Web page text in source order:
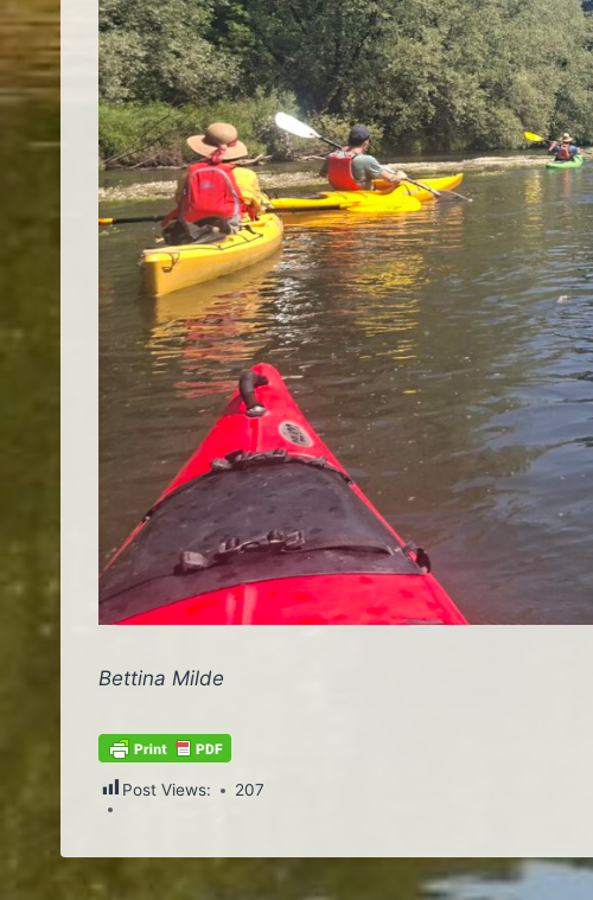
Bettina Milde
Post Views: 207